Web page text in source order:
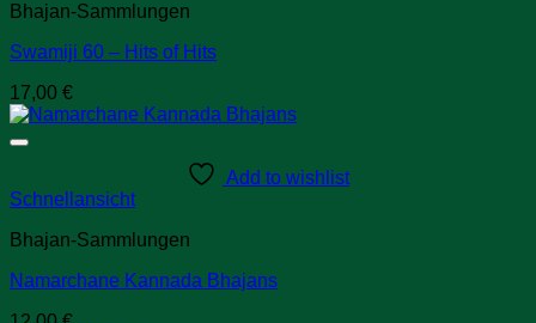
Bhajan-Sammlungen
Swamiji 60 – Hits of Hits
17,00 €
Add to wishlist
Schnellansicht
Bhajan-Sammlungen
Namarchane Kannada Bhajans